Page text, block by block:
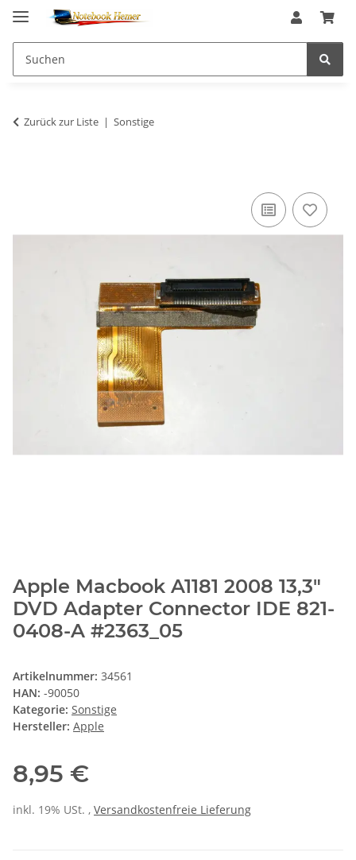
Zurück zur Liste Sonstige
Apple Macbook A1181 2008 13,3"
DVD Adapter Connector IDE 821-
0408-A #2363_05
Artikelnummer: 34561
HAN: -90050
Kategorie: Sonstige
Hersteller: Apple
8,95 €
inkl. 19% USt. , Versandkostenfreie Lieferung